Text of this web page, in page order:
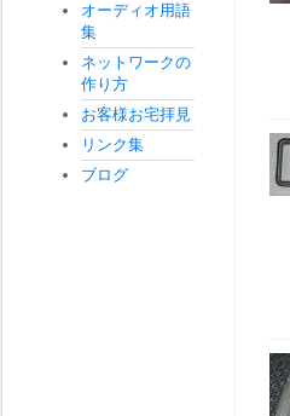
オーディオ用語
集
ネットワークの
作り方
お客様お宅拝見
リンク集
ブログ